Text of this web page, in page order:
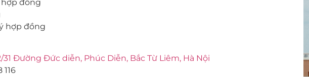
hợp đồng
hợp đồng
31 Đường Đức diễn, Phúc Diễn, Bắc Từ Liêm, Hà Nội
116